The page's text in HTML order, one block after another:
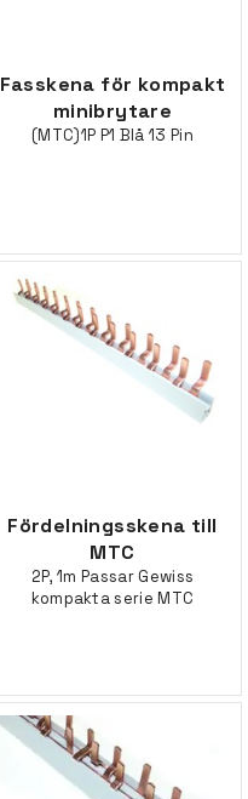
Fasskena för kompakt
minibrytare
(MTC)1P P1 Blå 13 Pin
Fördelningsskena till
MTC
2P, 1m Passar Gewiss
kompakta serie MTC